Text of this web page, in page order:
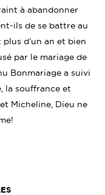
à abandonner
ils de se battre au
d’un an et bien
par le mariage de
Bonmariage a suivi
la souffrance et
Micheline, Dieu ne